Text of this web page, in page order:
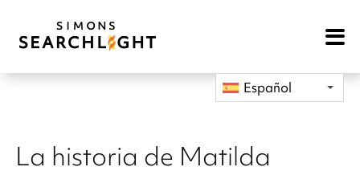
Open
Español
La historia de Matilda